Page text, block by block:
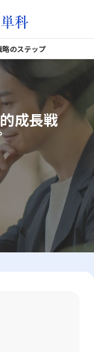
略のステップ
成長戦